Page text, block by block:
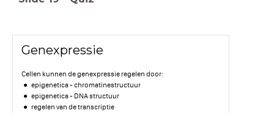
Genexpressie
Cellen kunnen de genexpressie regelen door:
epigenetica - chromatinestructuur
epigenetica - DNA structuur
regelen van de transcriptie